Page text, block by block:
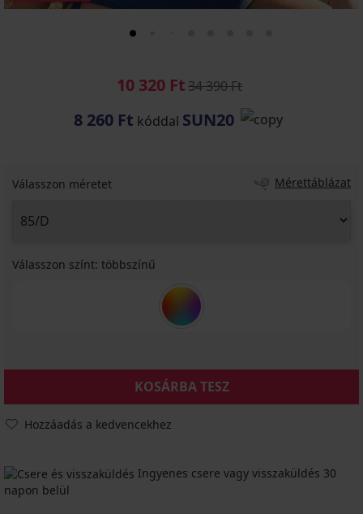
10 320 Ft34 390 Ft
8 260 Ft kóddal SUN20
Válasszon méretet Mérettáblázat
Válasszon színt: többszínű
KOSÁRBA TESZ
Hozzáadás a kedvencekhez
Ingyenes csere vagy visszaküldés 30
napon belül